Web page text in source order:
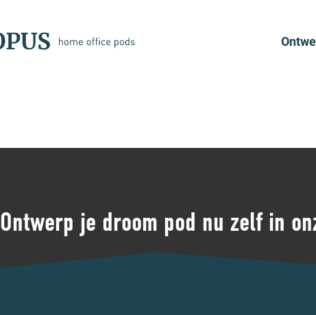
Ontwerp je droom pod nu zelf in